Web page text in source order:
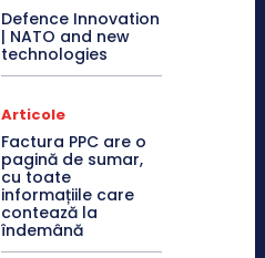
Defence Innovation
| NATO and new
technologies
Articole
Factura PPC are o
pagină de sumar,
cu toate
informațiile care
contează la
îndemână